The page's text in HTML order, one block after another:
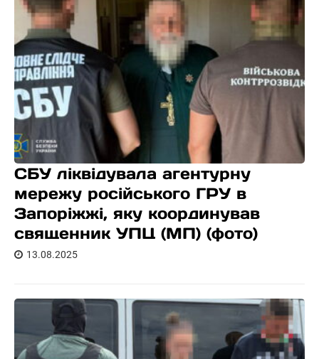
СБУ ліквідувала агентурну
мережу російського ГРУ в
Запоріжжі, яку координував
священник УПЦ (МП) (фото)
13.08.2025